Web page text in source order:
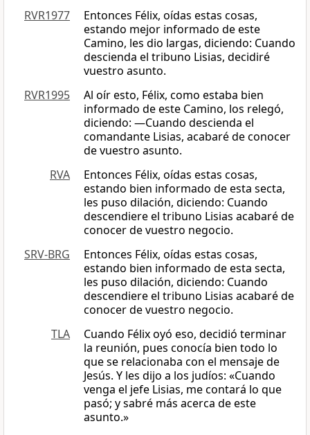
RVR1977
Entonces Félix, oídas estas cosas,
estando mejor informado de este
Camino, les dio largas, diciendo: Cuando
descienda el tribuno Lisias, decidiré
vuestro asunto.
RVR1995
Al oír esto, Félix, como estaba bien
informado de este Camino, los relegó,
diciendo: —Cuando descienda el
comandante Lisias, acabaré de conocer
de vuestro asunto.
RVA
Entonces Félix, oídas estas cosas,
estando bien informado de esta secta,
les puso dilación, diciendo: Cuando
descendiere el tribuno Lisias acabaré de
conocer de vuestro negocio.
SRV-BRG
Entonces Félix, oídas estas cosas,
estando bien informado de esta secta,
les puso dilación, diciendo: Cuando
descendiere el tribuno Lisias acabaré de
conocer de vuestro negocio.
TLA
Cuando Félix oyó eso, decidió terminar
la reunión, pues conocía bien todo lo
que se relacionaba con el mensaje de
Jesús. Y les dijo a los judíos: «Cuando
venga el jefe Lisias, me contará lo que
pasó; y sabré más acerca de este
asunto.»